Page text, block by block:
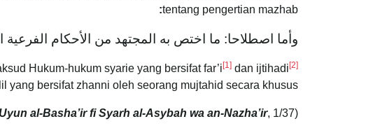
tentang pengertian mazhab
:
وأما اصطلاحا: ما اختص به المجتهد من الأحكام الفرعية
Hukum-hukum syarie yang bersifat far’i[1] dan ijtihadi[2]
yang bersifat zhanni oleh seorang mujtahid secara khusus.
(Rujuk:
al-Basha’ir fi Syarh al-Asybah wa an-Nazha’ir, 1/37)